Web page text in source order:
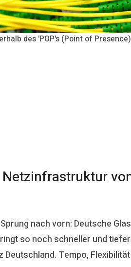
des 'POP's (Point of
nach vorn: Deutsche
so noch schneller und
Tempo,